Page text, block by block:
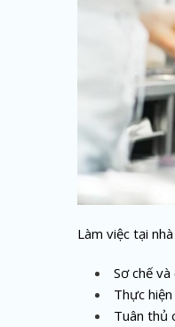
Làm việc tại
Sơ chế
Thực
Tuân thủ